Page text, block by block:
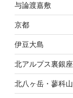
与論渡嘉敷
京都
伊豆大島
北アルプス裏銀座
北八ヶ岳・蓼科山